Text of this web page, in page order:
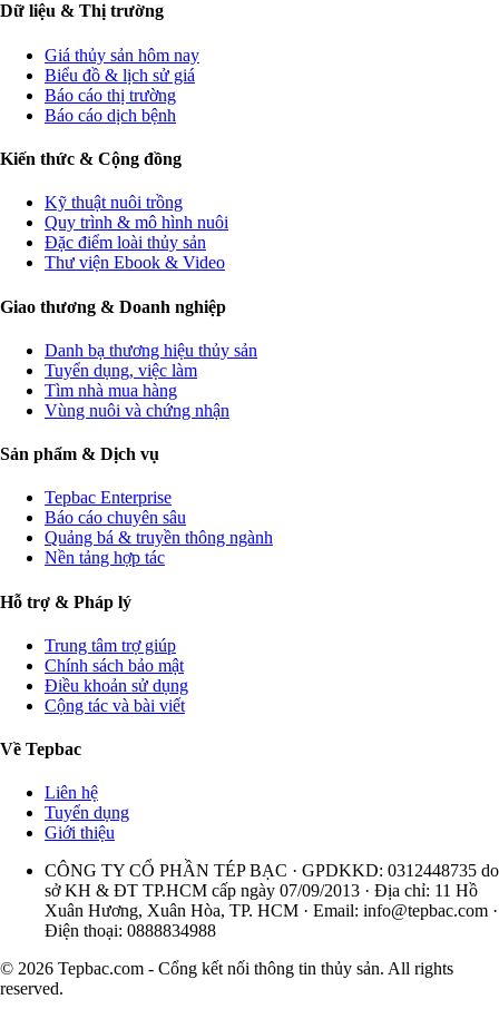
Dữ liệu & Thị trường
Giá thủy sản hôm nay
Biểu đồ & lịch sử giá
Báo cáo thị trường
Báo cáo dịch bệnh
Kiến thức & Cộng đồng
Kỹ thuật nuôi trồng
Quy trình & mô hình nuôi
Đặc điểm loài thủy sản
Thư viện Ebook & Video
Giao thương & Doanh nghiệp
Danh bạ thương hiệu thủy sản
Tuyển dụng, việc làm
Tìm nhà mua hàng
Vùng nuôi và chứng nhận
Sản phẩm & Dịch vụ
Tepbac Enterprise
Báo cáo chuyên sâu
Quảng bá & truyền thông ngành
Nền tảng hợp tác
Hỗ trợ & Pháp lý
Trung tâm trợ giúp
Chính sách bảo mật
Điều khoản sử dụng
Cộng tác và bài viết
Về Tepbac
Liên hệ
Tuyển dụng
Giới thiệu
CÔNG TY CỔ PHẦN TÉP BẠC · GPDKKD: 0312448735 do
sở KH & ĐT TP.HCM cấp ngày 07/09/2013 · Địa chỉ: 11 Hồ
Xuân Hương, Xuân Hòa, TP. HCM · Email: info@tepbac.com ·
Điện thoại: 0888834988
© 2026 Tepbac.com - Cổng kết nối thông tin thủy sản. All rights
reserved.